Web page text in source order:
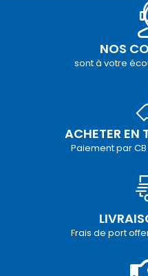
NOS
sont à votre
ACHETER EN
Paiement par
Frais de port